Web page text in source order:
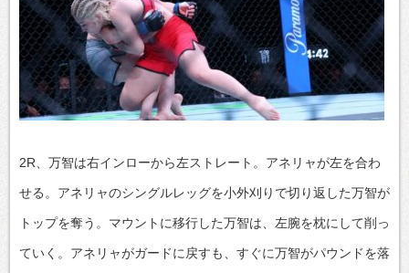
2R、万智は右インローから左ストレート。アネリャが左を合わ
せる。アネリャのシングルレッグを小外刈りで切り返した万智が
トップを奪う。マウントに移行した万智は、左腕を枕にして削っ
ていく。アネリャがガードに戻すも、すぐに万智がパウンドを落